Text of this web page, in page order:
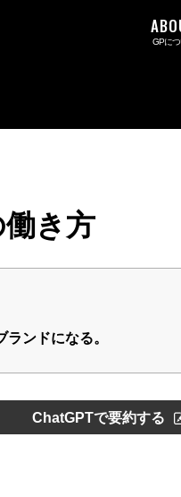
GPに
き方
ンドになる。
ChatGPTで要約する